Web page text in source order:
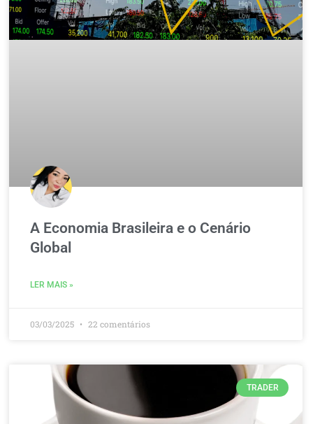
A Economia Brasileira e o Cenário
Global
LER MAIS »
03/03/2025 22 comentários
TRADER